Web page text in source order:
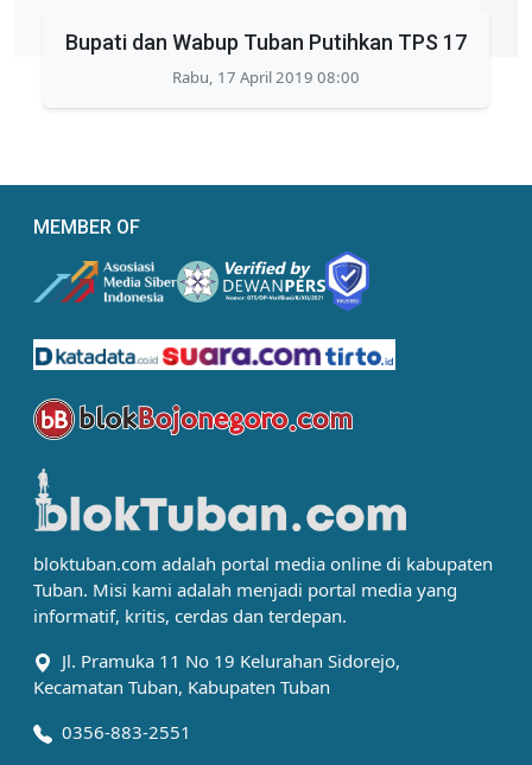
Bupati dan Wabup Tuban Putihkan TPS 17
Rabu, 17 April 2019 08:00
MEMBER OF
bloktuban.com adalah portal media online di kabupaten
Tuban. Misi kami adalah menjadi portal media yang
informatif, kritis, cerdas dan terdepan.
Jl. Pramuka 11 No 19 Kelurahan Sidorejo,
Kecamatan Tuban, Kabupaten Tuban
0356-883-2551